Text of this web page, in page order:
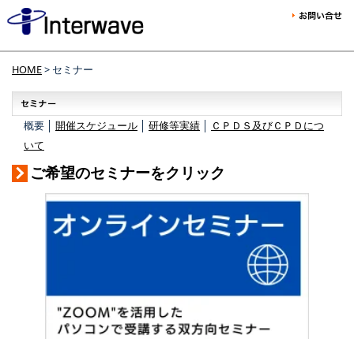
HOME> セミナー
概要 │ 開催スケジュール 研修等実績
ＣＰＤＳ及びＣＰＤにつ
いて
ご希望のセミナーをクリック